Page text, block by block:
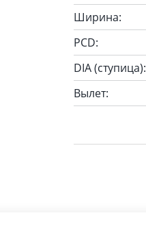
Ширина:
PCD:
DIA (ступица):
Вылет: